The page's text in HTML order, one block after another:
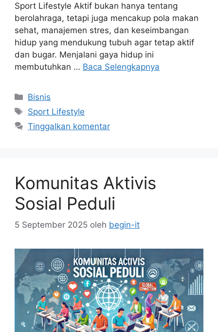
Sport Lifestyle Aktif bukan hanya tentang
berolahraga, tetapi juga mencakup pola makan
sehat, manajemen stres, dan keseimbangan
hidup yang mendukung tubuh agar tetap aktif
dan bugar. Menjalani gaya hidup ini
membutuhkan … Baca Selengkapnya
Kategori
Bisnis
Tag
Sport Lifestyle
Tinggalkan komentar
Komunitas Aktivis
Sosial Peduli
5 September 2025 oleh begin-it